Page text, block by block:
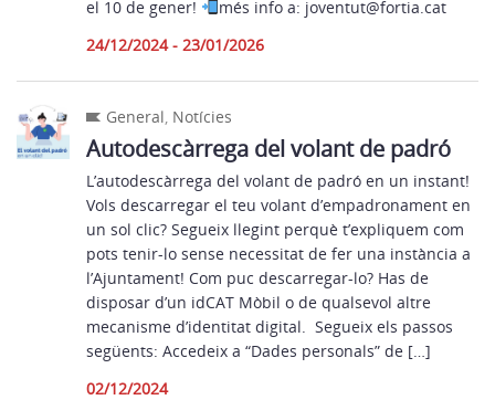
el 10 de gener!
més info a: joventut@fortia.cat
24/12/2024 - 23/01/2026
General, Notícies
Autodescàrrega del volant de padró
L’autodescàrrega del volant de padró en un instant!
Vols descarregar el teu volant d’empadronament en
un sol clic? Segueix llegint perquè t’expliquem com
pots tenir-lo sense necessitat de fer una instància a
l’Ajuntament! Com puc descarregar-lo? Has de
disposar d’un idCAT Mòbil o de qualsevol altre
mecanisme d’identitat digital. Segueix els passos
següents: Accedeix a “Dades personals” de […]
02/12/2024